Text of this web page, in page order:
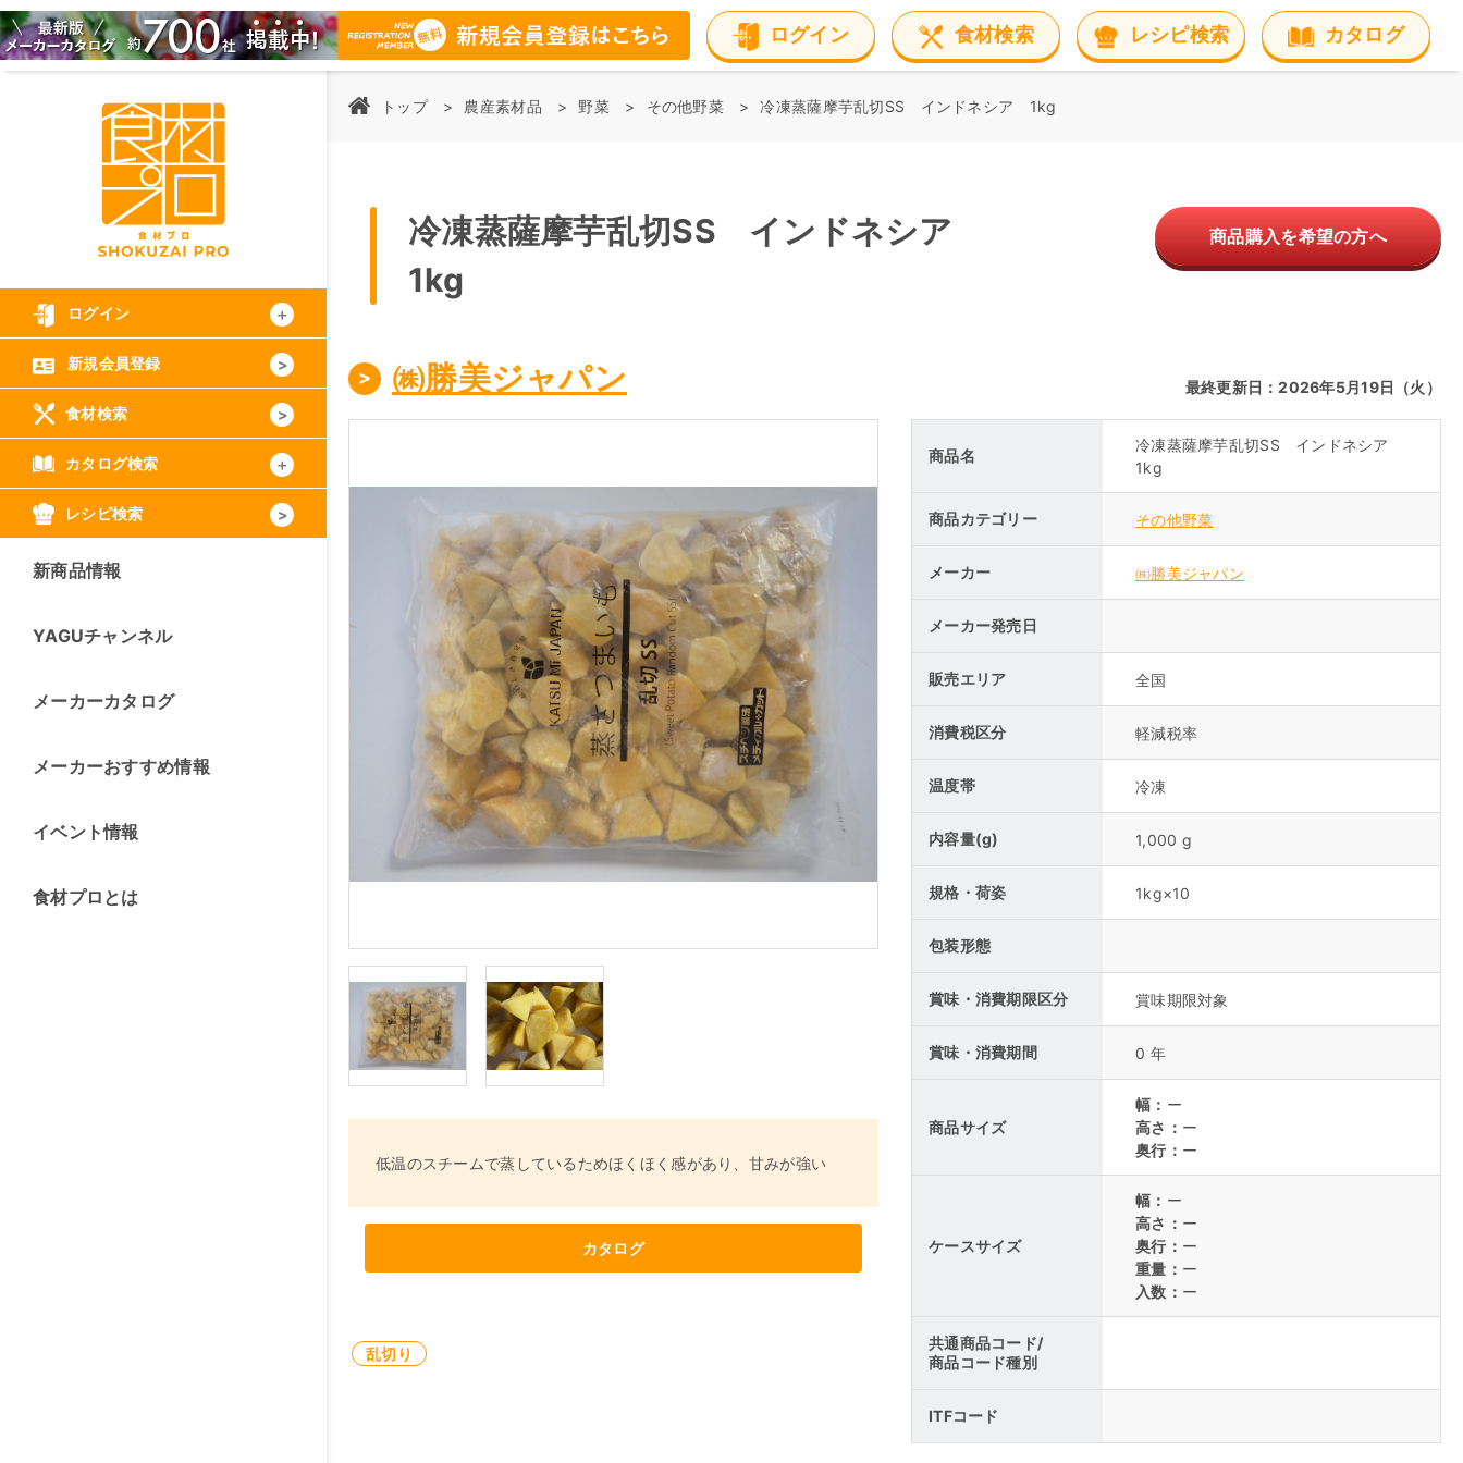
ログイン 食材検索 レシピ検索 カタログ
ログイン
新規会員登録
食材検索
カタログ検索
レシピ検索
新商品情報
YAGUチャンネル
メーカーカタログ
メーカーおすすめ情報
イベント情報
食材プロとは
トップ 農産素材品 野菜 その他野菜 冷凍蒸薩摩芋乱切SS インドネシア 1kg
冷凍蒸薩摩芋乱切SS インドネシア
1kg
商品購入を希望の方へ
㈱勝美ジャパン 最終更新日：2026年5月19日（火）
低温のスチームで蒸しているためほくほく感があり、甘みが強い
カタログ
乱切り
商品名
冷凍蒸薩摩芋乱切SS インドネシア
1kg
商品カテゴリー その他野菜
メーカー ㈱勝美ジャパン
メーカー発売日
販売エリア 全国
消費税区分 軽減税率
温度帯 冷凍
内容量(g) 1,000 g
規格・荷姿 1kg×10
包装形態
賞味・消費期限区分 賞味期限対象
賞味・消費期間 0 年
商品サイズ
幅： ー
高さ： ー
奥行： ー
ケースサイズ
幅： ー
高さ： ー
奥行： ー
重量： ー
入数： ー
共通商品コード/
商品コード種別
ITFコード